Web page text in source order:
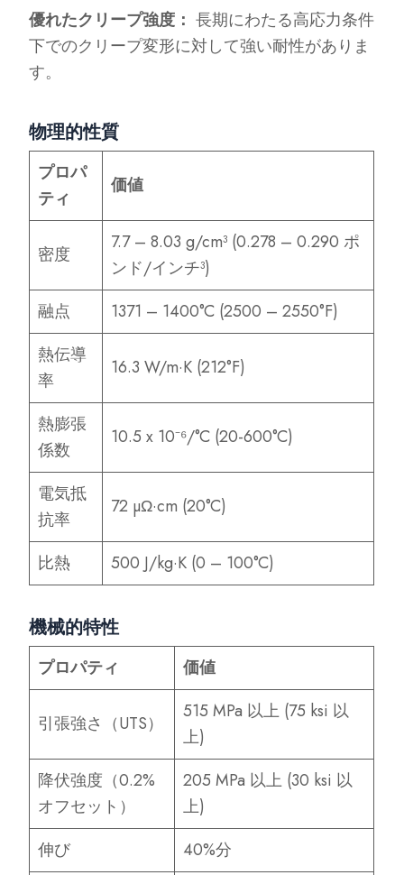
優れたクリープ強度：長期にわたる高応力条件
下でのクリープ変形に対して強い耐性がありま
す。
物理的性質
プロパ
ティ
価値
密度
7.7 – 8.03 g/cm³ (0.278 – 0.290 ポ
ンド/インチ³)
融点
1371 – 1400°C (2500 – 2550°F)
熱伝導
率
16.3 W/m·K (212°F)
熱膨張
係数
10.5 x 10⁻⁶/°C (20-600°C)
電気抵
抗率
72 µΩ·cm (20°C)
比熱 500 J/kg·K (0 – 100°C)
機械的特性
プロパティ 価値
引張強さ（UTS）
515 MPa 以上 (75 ksi 以
上)
降伏強度（0.2%
オフセット）
205 MPa 以上 (30 ksi 以
上)
伸び
40%分